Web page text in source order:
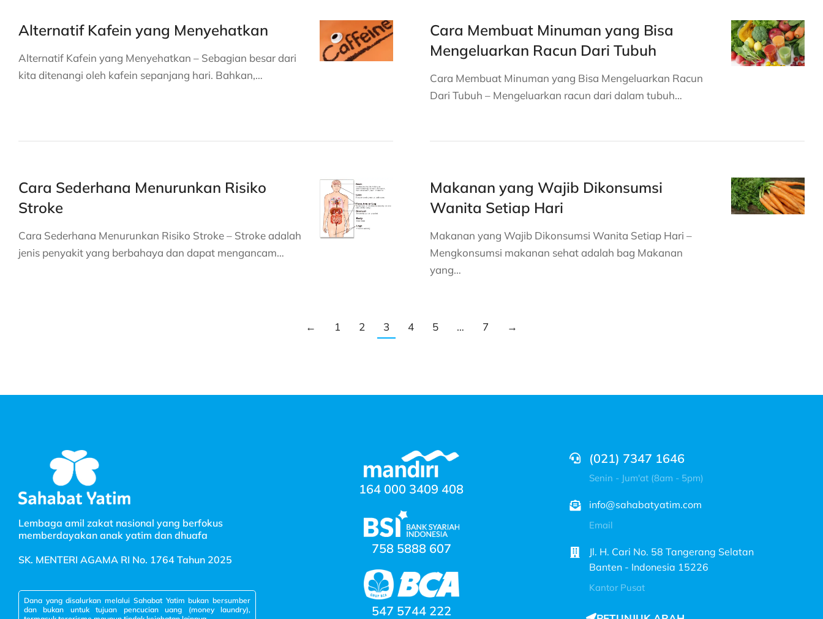
Alternatif Kafein yang Menyehatkan
Alternatif Kafein yang Menyehatkan – Sebagian besar dari
kita ditenangi oleh kafein sepanjang hari. Bahkan,…
Cara Membuat Minuman yang Bisa
Mengeluarkan Racun Dari Tubuh
Cara Membuat Minuman yang Bisa Mengeluarkan Racun
Dari Tubuh – Mengeluarkan racun dari dalam tubuh…
Cara Sederhana Menurunkan Risiko
Stroke
Cara Sederhana Menurunkan Risiko Stroke – Stroke adalah
jenis penyakit yang berbahaya dan dapat mengancam…
Makanan yang Wajib Dikonsumsi
Wanita Setiap Hari
Makanan yang Wajib Dikonsumsi Wanita Setiap Hari –
Mengkonsumsi makanan sehat adalah bag Makanan
yang…
← 1 2 3 4 5 … 7 →
Lembaga amil zakat nasional yang berfokus
memberdayakan anak yatim dan dhuafa
SK. MENTERI AGAMA RI No. 1764 Tahun 2025
Dana yang disalurkan melalui Sahabat Yatim bukan bersumber
dan bukan untuk tujuan pencucian uang (money laundry),
164 000 3409 408
758 5888 607
547 5744 222
(021) 7347 1646
Senin - Jum'at (8am - 5pm)
info@sahabatyatim.com
Email
Jl. H. Cari No. 58 Tangerang Selatan
Banten - Indonesia 15226
Kantor Pusat